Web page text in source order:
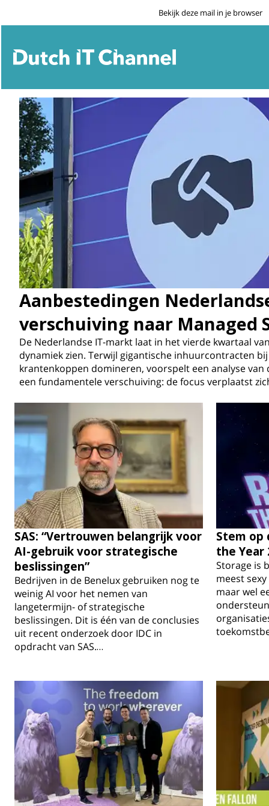
Bekijk deze mail in je browser
Aanbestedingen
verschuiving naar Managed
De Nederlandse IT-markt laat in het vierde kwartaal
dynamiek zien. Terwijl gigantische inhuurcontracten
krantenkoppen domineren, voorspelt een analyse van
een fundamentele verschuiving: de focus verplaatst
SAS: “Vertrouwen belangrijk voor
AI-gebruik voor strategische
beslissingen”
Bedrijven in de Benelux gebruiken nog te
weinig AI voor het nemen van
langetermijn- of strategische
beslissingen. Dit is één van de conclusies
uit recent onderzoek door IDC in
opdracht van SAS.…
Stem op
the Year
Storage is
meest
maar wel